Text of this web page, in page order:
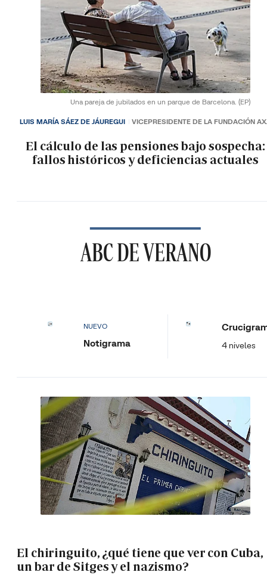
Una pareja de jubilados en un parque de Barcelona. (EP)
El cálculo de las pensiones bajo sospecha:
fallos históricos y deficiencias actuales
LUIS MARÍA SÁEZ DE JÁUREGUI VICEPRESIDENTE DE LA FUNDACIÓN
ABC DE VERANO
NUEVO
Notigrama 4 niveles
El chiringuito, ¿qué tiene que ver con Cuba,
un bar de Sitges y el nazismo?